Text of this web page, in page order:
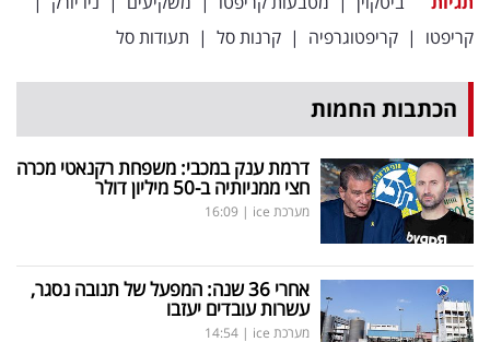
פרסמו
באייס
עקבו
אחרינו:
קריפטו | קריפטוגרפיה | קרנות סל | תעודות סל
הכתבות החמות
דרמת ענק במכבי: משפחת רקנאטי מכרה
חצי ממניותיה ב-50 מיליון דולר
מערכת ice |
16:09
אחרי 36 שנה: המפעל של תנובה נסגר,
עשרות עובדים יעזבו
מערכת ice |
14:54